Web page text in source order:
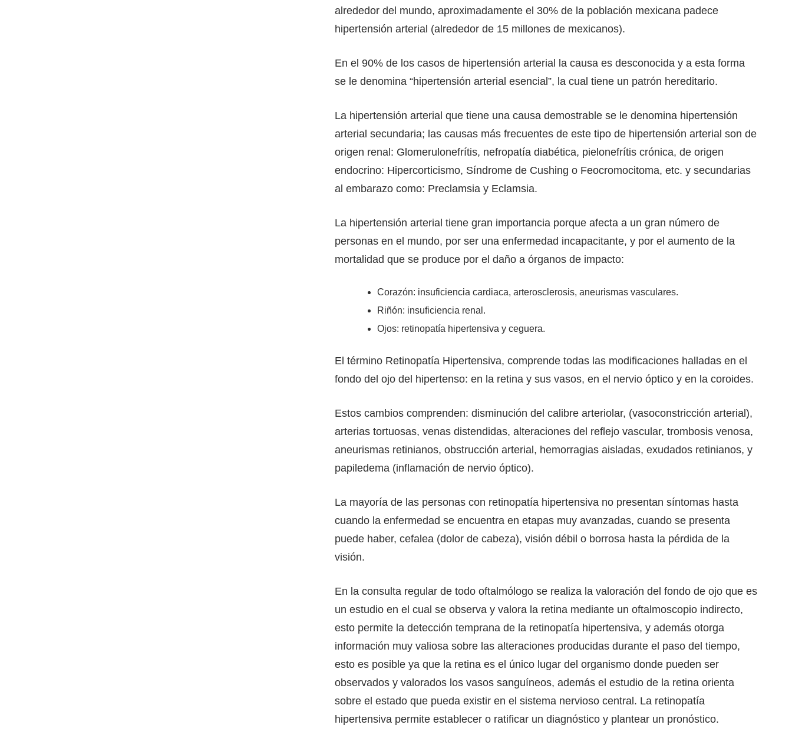
alrededor del mundo, aproximadamente el 30% de la población mexicana padece
hipertensión arterial (alrededor de 15 millones de mexicanos).
En el 90% de los casos de hipertensión arterial la causa es desconocida y a esta forma
se le denomina “hipertensión arterial esencial”, la cual tiene un patrón hereditario.
La hipertensión arterial que tiene una causa demostrable se le denomina hipertensión
arterial secundaria; las causas más frecuentes de este tipo de hipertensión arterial son de
origen renal: Glomerulonefrítis, nefropatía diabética, pielonefrítis crónica, de origen
endocrino: Hipercorticismo, Síndrome de Cushing o Feocromocitoma, etc. y secundarias
al embarazo como: Preclamsia y Eclamsia.
La hipertensión arterial tiene gran importancia porque afecta a un gran número de
personas en el mundo, por ser una enfermedad incapacitante, y por el aumento de la
mortalidad que se produce por el daño a órganos de impacto:
Corazón: insuficiencia cardiaca, arterosclerosis, aneurismas vasculares.
Riñón: insuficiencia renal.
Ojos: retinopatía hipertensiva y ceguera.
El término Retinopatía Hipertensiva, comprende todas las modificaciones halladas en el
fondo del ojo del hipertenso: en la retina y sus vasos, en el nervio óptico y en la coroides.
Estos cambios comprenden: disminución del calibre arteriolar, (vasoconstricción arterial),
arterias tortuosas, venas distendidas, alteraciones del reflejo vascular, trombosis venosa,
aneurismas retinianos, obstrucción arterial, hemorragias aisladas, exudados retinianos, y
papiledema (inflamación de nervio óptico).
La mayoría de las personas con retinopatía hipertensiva no presentan síntomas hasta
cuando la enfermedad se encuentra en etapas muy avanzadas, cuando se presenta
puede haber, cefalea (dolor de cabeza), visión débil o borrosa hasta la pérdida de la
visión.
En la consulta regular de todo oftalmólogo se realiza la valoración del fondo de ojo que es
un estudio en el cual se observa y valora la retina mediante un oftalmoscopio indirecto,
esto permite la detección temprana de la retinopatía hipertensiva, y además otorga
información muy valiosa sobre las alteraciones producidas durante el paso del tiempo,
esto es posible ya que la retina es el único lugar del organismo donde pueden ser
observados y valorados los vasos sanguíneos, además el estudio de la retina orienta
sobre el estado que pueda existir en el sistema nervioso central. La retinopatía
hipertensiva permite establecer o ratificar un diagnóstico y plantear un pronóstico.